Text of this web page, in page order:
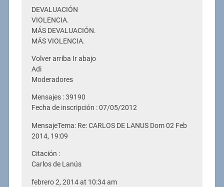
DEVALUACIÓN
VIOLENCIA.
MÁS DEVALUACIÓN.
MÁS VIOLENCIA.
Volver arriba Ir abajo
Adi
Moderadores
Mensajes : 39190
Fecha de inscripción : 07/05/2012
MensajeTema: Re: CARLOS DE LANUS Dom 02 Feb
2014, 19:09
Citación :
Carlos de Lanús
febrero 2, 2014 at 10:34 am